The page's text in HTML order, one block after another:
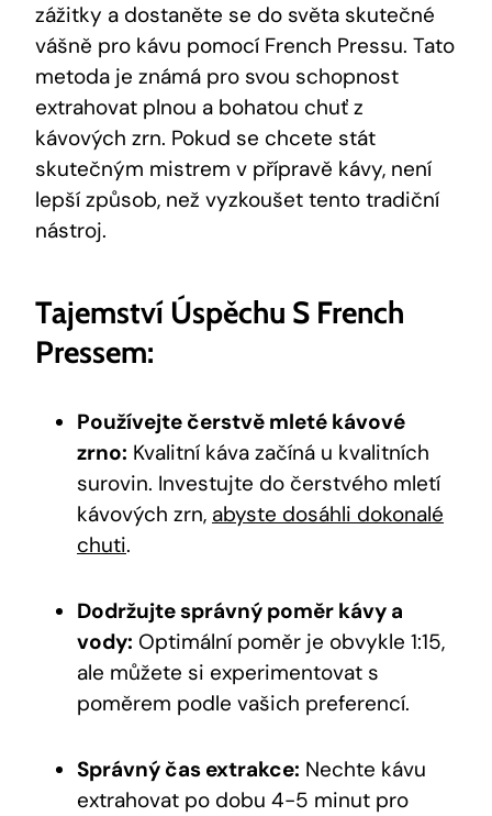
zážitky a dostaněte se do světa skutečné
vášně pro kávu pomocí French Pressu. Tato
metoda je známá pro svou schopnost
extrahovat plnou a bohatou chuť z
kávových zrn. Pokud se chcete stát
skutečným mistrem v přípravě kávy, není
lepší způsob, než vyzkoušet tento tradiční
nástroj.
Tajemství Úspěchu S French
Pressem:
Používejte čerstvě mleté kávové
zrno: Kvalitní káva začíná u kvalitních
surovin. Investujte do čerstvého mletí
kávových zrn, abyste dosáhli dokonalé
chuti.
Dodržujte správný poměr kávy a
vody: Optimální poměr je obvykle 1:15,
ale můžete si experimentovat s
poměrem podle vašich preferencí.
Správný čas extrakce: Nechte kávu
extrahovat po dobu 4-5 minut pro